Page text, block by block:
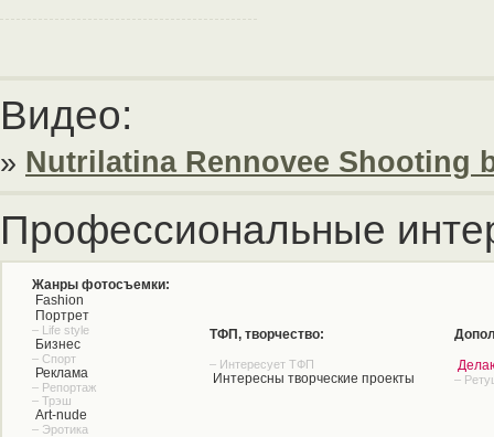
Видео:
» Nutrilatina Rennovee Shooting
Профессиональные
Жанры фотосъемки:
Fashion
Портрет
– Life style
Бизнес
– Спорт
Реклама
– Репортаж
– Трэш
Art-nude
– Эротика
ТФП, творчество:
– Интересует ТФП
Интересны творческие проекты –